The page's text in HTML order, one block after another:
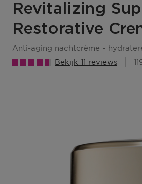
Revitalizing
Restorative
anti-aging nachtcrème -
Bekijk 11 reviews